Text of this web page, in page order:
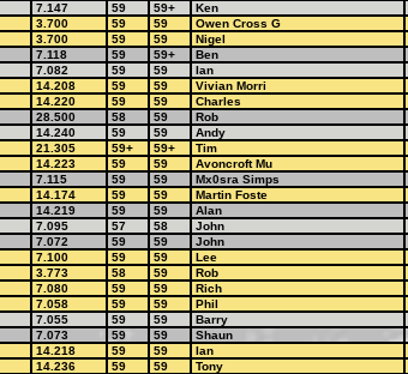
7.147 59 59+ Ken
3.700 59 59 Owen Cross G
3.700 59 59 Nigel
7.118 59 59+ Ben
7.082 59 59 Ian
14.208 59 59 Vivian Morri
14.220 59 59 Charles
28.500 58 59 Rob
14.240 59 59 Andy
21.305 59+ 59+ Tim
14.223 59 59 Avoncroft Mu
7.115 59 59 Mx0sra Simps
14.174 59 59 Martin Foste
14.219 59 59 Alan
7.095 57 58 John
7.072 59 59 John
7.100 59 59 Lee
3.773 58 59 Rob
7.080 59 59 Rich
7.058 59 59 Phil
7.055 59 59 Barry
7.073 59 59 Shaun
14.218 59 59 Ian
14.236 59 59 Tony